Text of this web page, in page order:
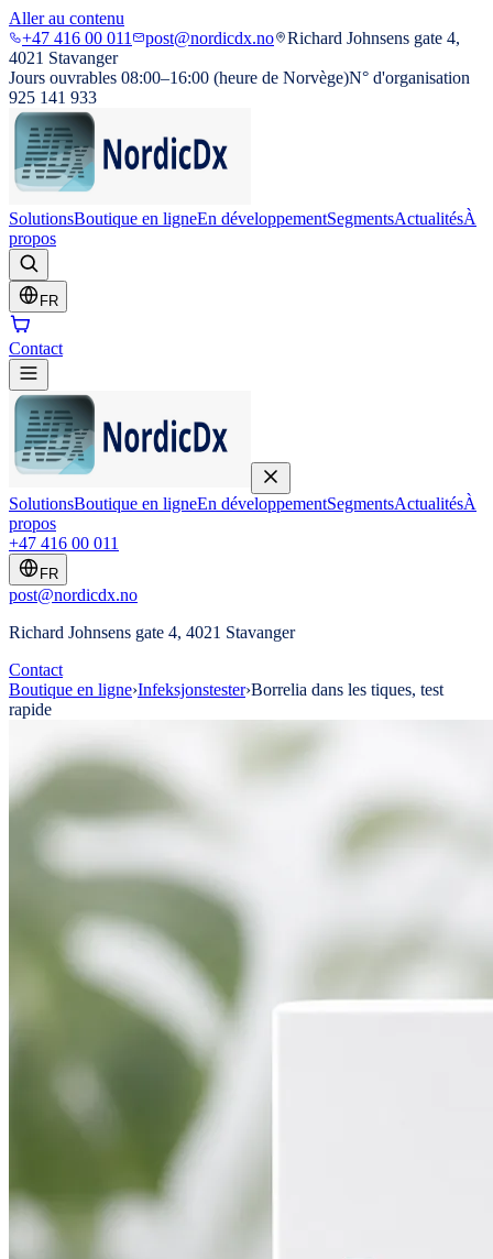
Aller au contenu
+47 416 00 011
post@nordicdx.no
Richard Johnsens gate 4,
4021 Stavanger
Jours ouvrables 08:00–16:00 (heure de Norvège)N° d'organisation
925 141 933
SolutionsBoutique en ligneEn développementSegmentsActualitésÀ
propos
FR
Contact
SolutionsBoutique en ligneEn développementSegmentsActualitésÀ
propos
+47 416 00 011
FR
post@nordicdx.no
Richard Johnsens gate 4, 4021 Stavanger
Contact
Boutique en ligne›Infeksjonstester›Borrelia dans les tiques, test
rapide